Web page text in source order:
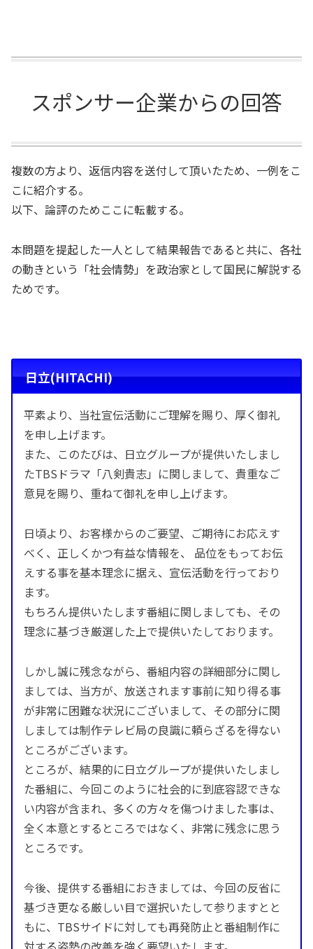
スポンサー企業からの回答
複数の方より、返信内容を送付して頂いたため、一例をこ
こに紹介する。
以下、論評のためここに転載する。
本問題を提起した一人として結果報告であると共に、各社
の動きという「社会情勢」を政治家として国民に解説する
ためです。
日立(HITACHI)
平素より、当社宣伝活動にご理解を賜り、厚く御礼
を申し上げます。
また、このたびは、日立グループが提供いたしまし
たTBSドラマ「八剣貴志」に関しまして、貴重なご
意見を賜り、重ねて御礼を申し上げます。
日頃より、お客様からのご要望、ご期待にお応えす
べく、正しくかつ有益な情報を、 品位をもってお伝
えする事を基本理念に据え、宣伝活動を行っており
ます。
もちろん提供いたします番組に関しましても、その
理念に基づき厳選した上で提供いたしております。
しかし誠に残念ながら、番組内容の詳細部分に関し
ましては、当方が、放送されます事前に知り得る事
が非常に困難な状況にございまして、その部分に関
しましては制作テレビ局の良識に頼らざるを得ない
ところがございます。
ところが、結果的に日立グループが提供いたしまし
た番組に、今回このように社会的に到底容認できな
い内容が含まれ、多くの方々を傷つけました事は、
全く本意とするところではなく、非常に残念に思う
ところです。
今後、提供する番組におきましては、今回の反省に
基づき更なる厳しい目で選択いたして参りますとと
もに、TBSサイドに対しても再発防止と番組制作に